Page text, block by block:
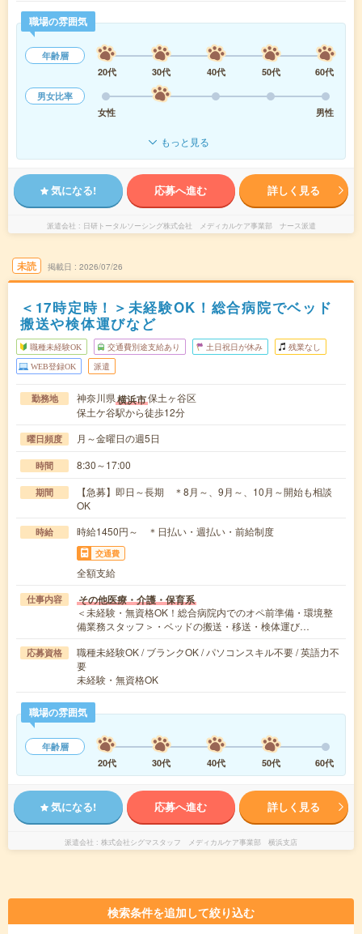
職場の雰囲気
年齢層
20代
30代 40代 50代
60代
男女比率
女性
男性
もっと見る
気になる! 応募へ進む 詳しく見る
派遣会社 日研トータルソーシング株式会社 メディカルケア事業部 ナース派遣
未読 掲載日 2026/07/26
＜17時定時！＞未経験OK！総合病院でベッド
搬送や検体運びなど
職種未経験OK 交通費別途支給あり 土日祝日が休み 残業なし
WEB登録OK 派遣
勤務地 神奈川県横浜市保土ヶ谷区
保土ケ谷駅から徒歩12分
曜日頻度 月～金曜日の週5日
時間 8:30～17:00
期間
【急募】即日～長期 ＊8月～、9月～、10月～開始も相談
OK
時給 時給1450円～ ＊日払い・週払い・前給制度
交通費
全額支給
仕事内容 その他医療・介護・保育系
＜未経験・無資格OK！総合病院内でのオペ前準備・環境整
備業務スタッフ＞・ベッドの搬送・移送・検体運び…
応募資格
職種未経験OK / ブランクOK / パソコンスキル不要 / 英語力不
要
未経験・無資格OK
職場の雰囲気
年齢層
20代
30代 40代 50代 60代
気になる! 応募へ進む 詳しく見る
派遣会社 株式会社シグマスタッフ メディカルケア事業部 横浜支店
検索条件を追加して絞り込む